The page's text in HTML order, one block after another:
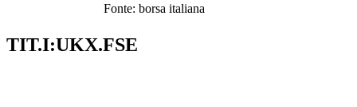
Fonte: borsa italiana
TIT.I:UKX.FSE